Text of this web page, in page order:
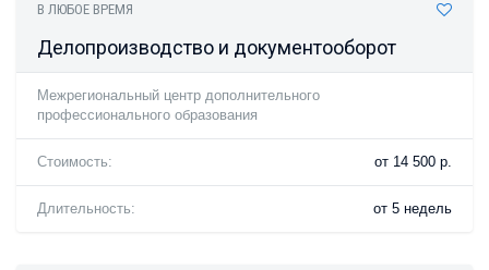
В ЛЮБОЕ ВРЕМЯ
Делопроизводство и документооборот
Межрегиональный центр дополнительного
профессионального образования
Стоимость: от 14 500 р.
Длительность: от 5 недель